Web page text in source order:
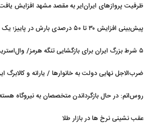
ظرفیت پروازهای ایران‌ایر به مقصد مشهد افزایش
پیش‌بینی افزایش ۳۰ تا ۵۰ درصدی بارش در
۵ شرط بزرگ ایران برای بازگشایی تنگه هرمز/
ضرب‌الاجل نهایی دولت به خانوارها / یارانه و کالابرگ
روس‌اتم: در حال بازگرداندن متخصصان به نیروگاه
عقب نشینی نرخ ها در بازار طلا